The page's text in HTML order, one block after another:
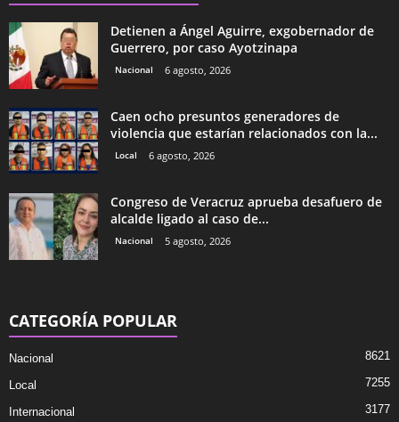
Detienen a Ángel Aguirre, exgobernador de
Guerrero, por caso Ayotzinapa
Nacional 6 agosto, 2026
Caen ocho presuntos generadores de
violencia que estarían relacionados con la...
Local 6 agosto, 2026
Congreso de Veracruz aprueba desafuero de
alcalde ligado al caso de...
Nacional 5 agosto, 2026
CATEGORÍA POPULAR
Nacional 8621
Local 7255
Internacional 3177